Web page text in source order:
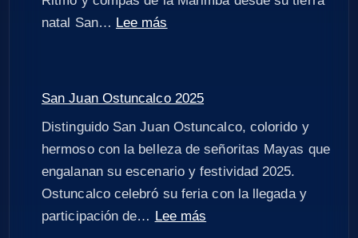
natal San… Lee más
San Juan Ostuncalco 2025
Distinguido San Juan Ostuncalco, colorido y
hermoso con la belleza de señoritas Mayas que
engalanan su escenario y festividad 2025.
Ostuncalco celebró su feria con la llegada y
participación de… Lee más